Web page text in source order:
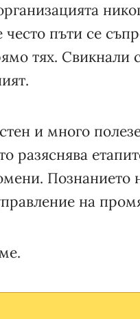
често пъти се
тях. Свикнали
и много
разяснява
на